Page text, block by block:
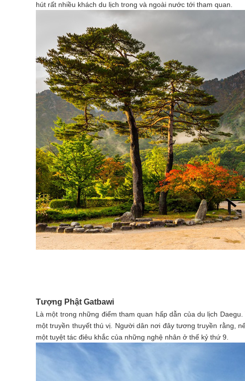
hút rất nhiều khách du lịch trong và ngoài nước tới tham quan.
Tượng Phật Gatbawi
Là một trong những điểm tham quan hấp dẫn của du lịch
một truyền thuyết thú vị. Người dân nơi đây tương truyền rằng,
một tuyệt tác điêu khắc của những nghệ nhân ở thế kỷ thứ 9.